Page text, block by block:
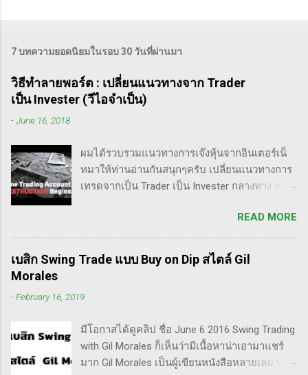
7 บทความยอดนิยมในรอบ 30 วันที่ผ่านมา
วิธีทำลายพอร์ต : เปลี่ยนแนวทางจาก Trader
เป็น Invester (วีไอจำเป็น)
-June 16, 2018
ผมได้รวบรวมแนวทางการเจ๊งหุ้นจากอินเตอร์เน็
ทมาให้ท่านอ่านกันสนุกๆครับ เปลี่ยนแนวทางการ
เทรดจากเป็น Trader เป็น Invester กลางทาง คลิป
เป็น Trader แล้วต่อมาก็เปลี่ยนใจอยากเป็น
Invester ไปซะงั้น เผื่อใครไม่เข้าใจ Trader คือ
ลักษณะการเทรดที่ ไม่ถือยาว ซื้อแล้วขายในระยะ
เวลาหนึ่ง ที่สำคัญความเป็นเทรดเดอร์คือ การ
ราคาร่วงถึง 10% ก็ต้องตัดขาดทุนตามระบบแล้ว
เขามองระยะยาว ไม่สนใจต่อความผันผวนของ
ราคาในระยะสั้น อย่างวอเรน บัฟเฟต์ บอกว่า "คุณ
ไม่ควรอยู่ในตลาดหุ้น นอกเสียจากจะสามารถนั่ง
READ MORE
เบสิก Swing Trade แบบ Buy on Dip สไตล์ Gil
Morales
-February 16, 2019
มีโอกาสได้ดูคลิป ชื่อ June 6 2016 Swing Trading
with Gil Morales ก็เห็นว่ามีเนื้อหาน่าเอามาแชร์
มาก Gil Morales เป็นผู้เขียนหนังสือหลายเล่ม ที่ดัๆ